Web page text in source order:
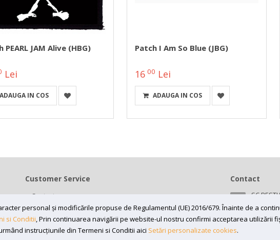
PEARL JAM Alive (HBG)
Lei
ADAUGA IN COS
Patch I Am So Blue (JBG)
16 00 Lei
ADAUGA IN COS
personal și modificările propuse de Regulamentul (UE) 2016/679. Înainte de a
si Conditii, Prin continuarea navigării pe website-ul nostru confirmi acceptarea utilizării
instrucțiunile din Termeni si Conditii aici Setări personalizate cookies.
Customer Service
Contact
Termeni si conditii
Contul meu
Contact
SC
Bv 16
300218,